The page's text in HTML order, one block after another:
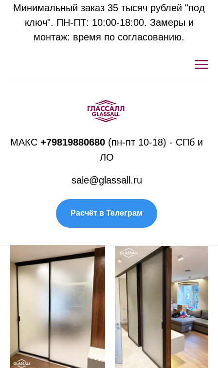
Минимальный заказ 35 тысяч рублей "под
ключ". ПН-ПТ: 10:00-18:00. Замеры и
монтаж: время по согласованию.
МАКС +79819880680 (пн-пт 10-18) - СПб и
ЛО
sale@glassall.ru
Расчёт в Телеграм